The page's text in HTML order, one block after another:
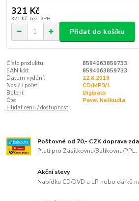
321 Kč
321 Kč bez DPH
Přidat do košíku
Číslo produktu:
8594063859733
EAN kód:
8594063859733
Datum vydání:
22.8.2019
Nosič / počet:
CD/MP3/1
Balení:
Digipack
Čte:
Pavel Neškudla
Hlídat cenu / dostupnost
Poštovné od 70,- CZK doprava
Platí pro Zásilkovnu/Balíkovnu/PPL.
Akční slevy
Nabídku CD/DVD a LP nebo dárků